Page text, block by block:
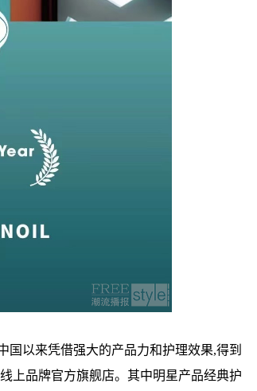
以来凭借强大的产品力和护理效果,得到
上品牌官方旗舰店。其中明星产品经典护